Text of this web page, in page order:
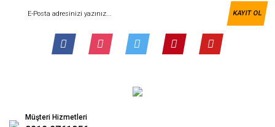
KAYIT OL
Müşteri Hizmetleri